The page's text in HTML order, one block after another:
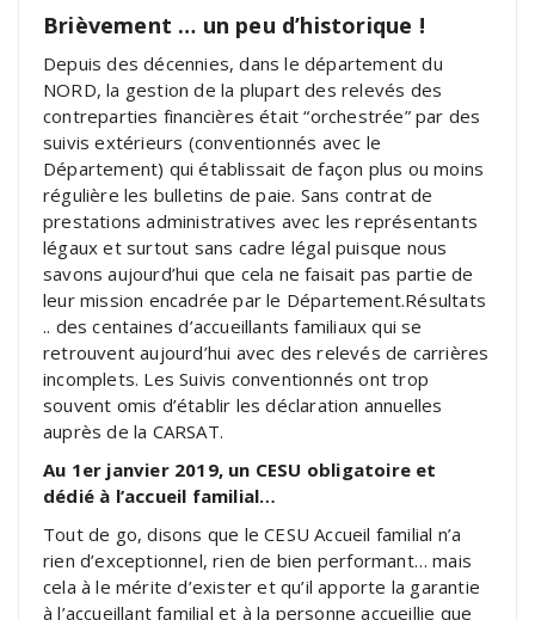
Brièvement … un peu d’historique !
Depuis des décennies, dans le département du
NORD, la gestion de la plupart des relevés des
contreparties financières était “orchestrée” par des
suivis extérieurs (conventionnés avec le
Département) qui établissait de façon plus ou moins
régulière les bulletins de paie. Sans contrat de
prestations administratives avec les représentants
légaux et surtout sans cadre légal puisque nous
savons aujourd’hui que cela ne faisait pas partie de
leur mission encadrée par le Département.Résultats
.. des centaines d’accueillants familiaux qui se
retrouvent aujourd’hui avec des relevés de carrières
incomplets. Les Suivis conventionnés ont trop
souvent omis d’établir les déclaration annuelles
auprès de la CARSAT.
Au 1er janvier 2019, un CESU obligatoire et
dédié à l’accueil familial…
Tout de go, disons que le CESU Accueil familial n’a
rien d’exceptionnel, rien de bien performant… mais
cela à le mérite d’exister et qu’il apporte la garantie
à l’accueillant familial et à la personne accueillie que